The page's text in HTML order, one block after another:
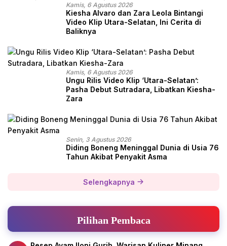
Kamis, 6 Agustus 2026
Kiesha Alvaro dan Zara Leola Bintangi
Video Klip Utara-Selatan, Ini Cerita di
Baliknya
Kamis, 6 Agustus 2026
Ungu Rilis Video Klip ‘Utara-Selatan’:
Pasha Debut Sutradara, Libatkan Kiesha-
Zara
Senin, 3 Agustus 2026
Diding Boneng Meninggal Dunia di Usia 76
Tahun Akibat Penyakit Asma
Selengkapnya
Pilihan Pembaca